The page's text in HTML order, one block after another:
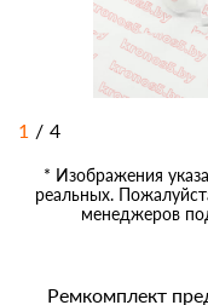
1 / 4
* Изображения
реальных.
менеджеров
Ремкомплект